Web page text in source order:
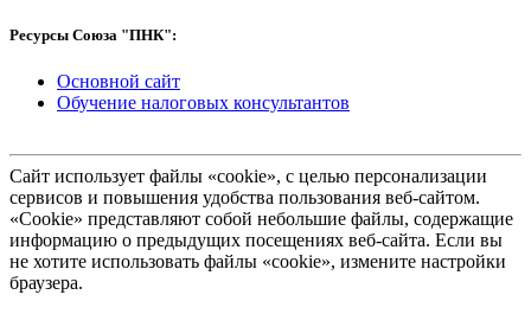
Ресурсы Союза "ПНК":
Основной сайт
Обучение налоговых консультантов
Сайт использует файлы «cookie», с целью персонализации
сервисов и повышения удобства пользования веб-сайтом.
«Cookie» представляют собой небольшие файлы, содержащие
информацию о предыдущих посещениях веб-сайта. Если вы
не хотите использовать файлы «cookie», измените настройки
браузера.